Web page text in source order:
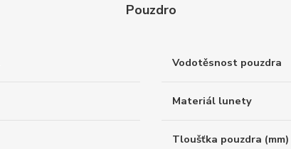
Pouzdro
Vodotěsnost pouzdra
Materiál lunety
Tloušťka pouzdra (mm)